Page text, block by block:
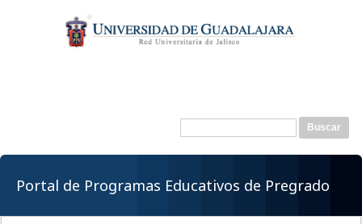
contenido
principal
Formulario de
Buscar
Portal de Programas Educativos de Pregrado